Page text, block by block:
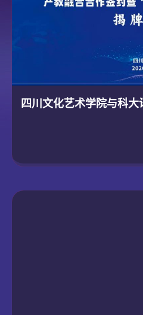
四川文化艺术学院与科